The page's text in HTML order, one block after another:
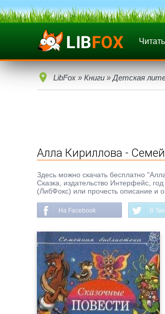
LibFox » Книги » Детская
Алла Кириллова -
Здесь можно скачать бесплатно
Сказка, издательство Интерфейс,
(ЛибФокс) или прочесть описание и
На Facebook В